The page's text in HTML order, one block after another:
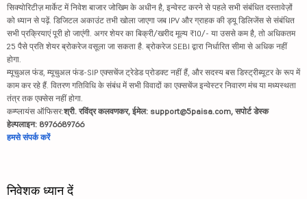
सिक्योरिटीज़ मार्केट में निवेश बाजार जोखिम के अधीन है, इन्वेस्ट करने से पहले सभी संबंधित दस्तावेज़ों
को ध्यान से पढ़ें. डिजिटल अकाउंट तभी खोला जाएगा जब IPV और ग्राहक की ड्यू डिलिजेंस से संबंधित
सभी प्रक्रियाएं पूरी हो जाएंगी. अगर शेयर का बिक्री/खरीद मूल्य ₹10/- या उससे कम है, तो अधिकतम
25 पैसे प्रति शेयर ब्रोकरेज वसूला जा सकता है. ब्रोकरेज SEBI द्वारा निर्धारित सीमा से अधिक नहीं
होगा.
म्यूचुअल फंड, म्यूचुअल फंड-SIP एक्सचेंज ट्रेडेड प्रोडक्ट नहीं हैं, और सदस्य बस डिस्ट्रीब्यूटर के रूप में
काम कर रहे हैं. वितरण गतिविधि के संबंध में सभी विवादों का एक्सचेंज इन्वेस्टर निवारण मंच या मध्यस्थता
तंत्र तक एक्सेस नहीं होगा.
कम्प्लायंस ऑफिसर:श्री. रविंद्र कलवणकर, ईमेल: support@5paisa.com, सपोर्ट डेस्क
हेल्पलाइन: 8976689766
हमसे संपर्क करें
निवेशक ध्यान दें